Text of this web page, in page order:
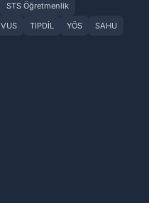
STS Öğretmenlik
VUS TIPDİL YÖS SAHU